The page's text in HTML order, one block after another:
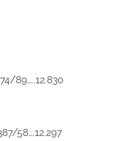
89…..12.830
58….12.297